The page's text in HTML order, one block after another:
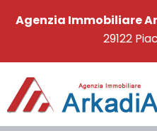
Agenzia Immobiliare
29122